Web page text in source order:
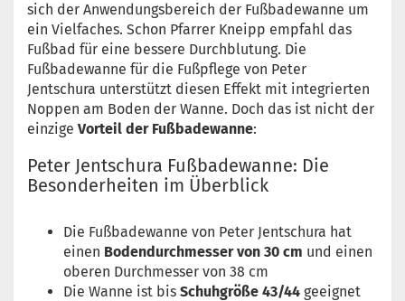
sich der Anwendungsbereich der Fußbadewanne um
ein Vielfaches. Schon Pfarrer Kneipp empfahl das
Fußbad für eine bessere Durchblutung. Die
Fußbadewanne für die Fußpflege von Peter
Jentschura unterstützt diesen Effekt mit integrierten
Noppen am Boden der Wanne. Doch das ist nicht der
einzige Vorteil der Fußbadewanne:
Peter Jentschura Fußbadewanne: Die
Besonderheiten im Überblick
Die Fußbadewanne von Peter Jentschura hat
einen Bodendurchmesser von 30 cm und einen
oberen Durchmesser von 38 cm
Die Wanne ist bis Schuhgröße 43/44 geeignet